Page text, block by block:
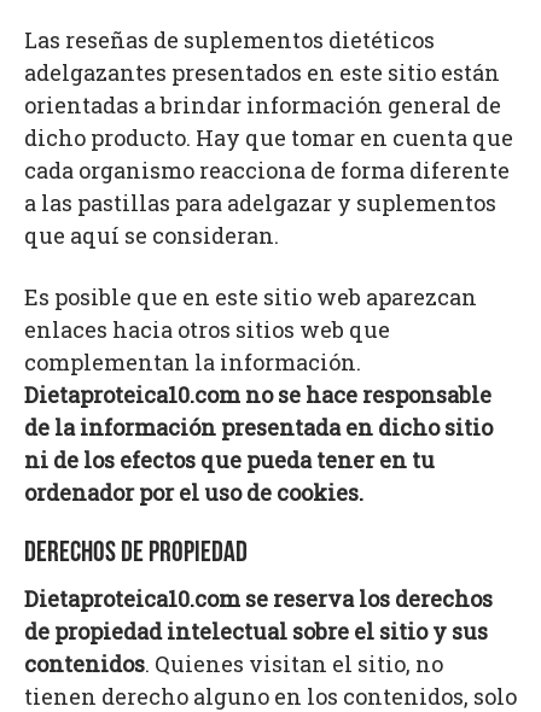
Las reseñas de suplementos dietéticos
adelgazantes presentados en este sitio están
orientadas a brindar información general de
dicho producto. Hay que tomar en cuenta que
cada organismo reacciona de forma diferente
a las pastillas para adelgazar y suplementos
que aquí se consideran.
Es posible que en este sitio web aparezcan
enlaces hacia otros sitios web que
complementan la información.
Dietaproteica10.com no se hace responsable
de la información presentada en dicho sitio
ni de los efectos que pueda tener en tu
ordenador por el uso de cookies.
DERECHOS DE PROPIEDAD
Dietaproteica10.com se reserva los derechos
de propiedad intelectual sobre el sitio y sus
contenidos. Quienes visitan el sitio, no
tienen derecho alguno en los contenidos, solo